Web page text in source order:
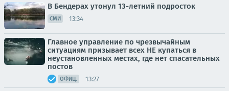
В Бендерах утонул 13-летний подросток
СМИ 13:34
Главное управление по чрезвычайным
ситуациям призывает всех НЕ купаться в
неустановленных местах, где нет спасательных
постов
ОФИЦ. 13:27